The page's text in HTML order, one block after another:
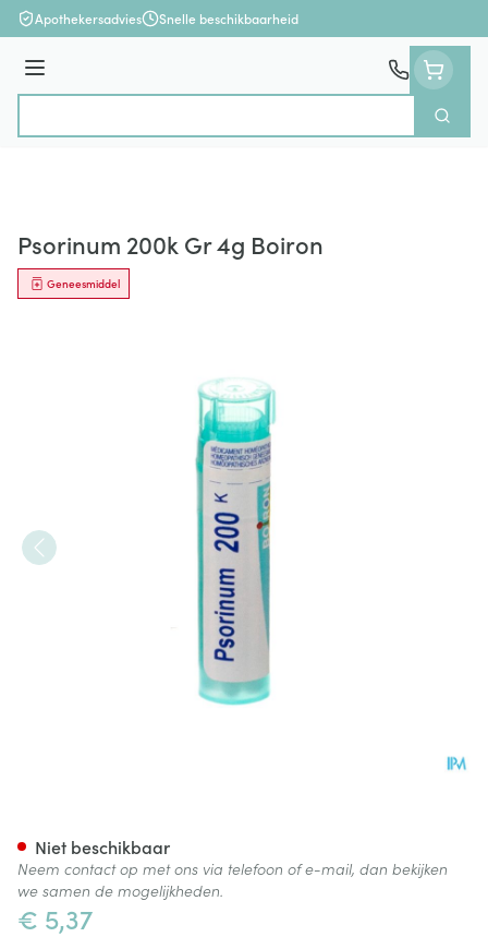
Ga naar de inhoud
Apothekersadvies Snelle beschikbaarheid
Menu
Zoek
Psorinum 200k Gr 4g Boiron
Geneesmiddel
€ 5,37
Niet beschikbaar
Neem contact op met ons via telefoon of e-mail, dan bekijken
we samen de mogelijkheden.